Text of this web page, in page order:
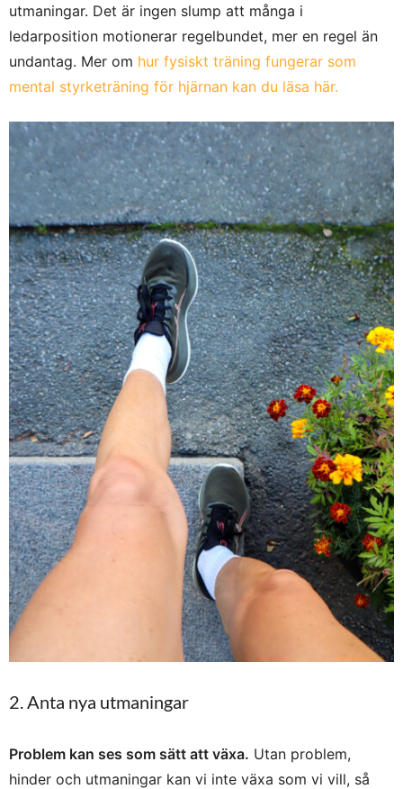
utmaningar. Det är ingen slump att många i
ledarposition motionerar regelbundet, mer en regel än
undantag. Mer om hur fysiskt träning fungerar som
mental styrketräning för hjärnan kan du läsa här.
2. Anta nya utmaningar
Problem kan ses som sätt att växa. Utan problem,
hinder och utmaningar kan vi inte växa som vi vill, så